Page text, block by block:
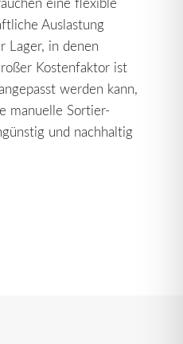
Auslastung
Lager, in denen
Kostenfaktor ist
werden kann,
manuelle Sortier-
und nachhaltig